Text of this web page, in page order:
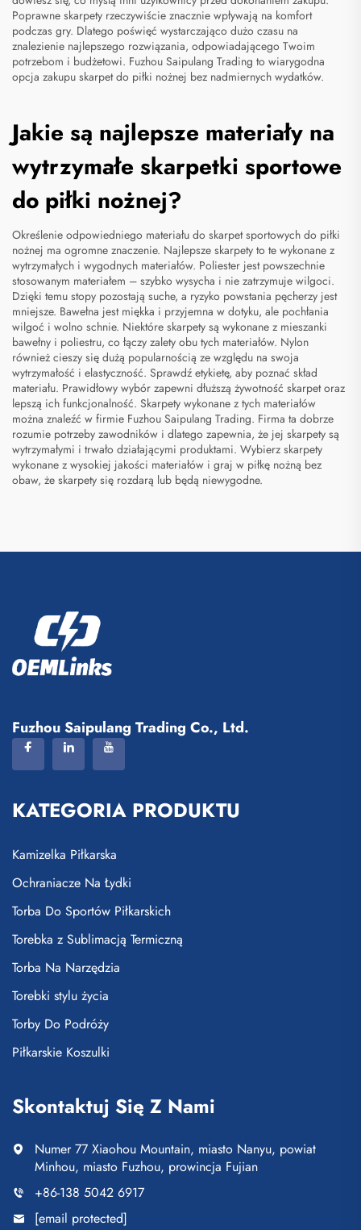
Poprawne skarpety rzeczywiście znacznie wpływają na komfort
podczas gry. Dlatego poświęć wystarczająco dużo czasu na
znalezienie najlepszego rozwiązania, odpowiadającego Twoim
potrzebom i budżetowi. Fuzhou Saipulang Trading to wiarygodna
opcja zakupu skarpet do piłki nożnej bez nadmiernych wydatków.
Jakie są najlepsze materiały na
wytrzymałe skarpetki sportowe
do piłki nożnej?
Określenie odpowiedniego materiału do skarpet sportowych do piłki
nożnej ma ogromne znaczenie. Najlepsze skarpety to te wykonane z
wytrzymałych i wygodnych materiałów. Poliester jest powszechnie
stosowanym materiałem – szybko wysycha i nie zatrzymuje wilgoci.
Dzięki temu stopy pozostają suche, a ryzyko powstania pęcherzy jest
mniejsze. Bawełna jest miękka i przyjemna w dotyku, ale pochłania
wilgoć i wolno schnie. Niektóre skarpety są wykonane z mieszanki
bawełny i poliestru, co łączy zalety obu tych materiałów. Nylon
również cieszy się dużą popularnością ze względu na swoja
wytrzymałość i elastyczność. Sprawdź etykietę, aby poznać skład
materiału. Prawidłowy wybór zapewni dłuższą żywotność skarpet oraz
lepszą ich funkcjonalność. Skarpety wykonane z tych materiałów
można znaleźć w firmie Fuzhou Saipulang Trading. Firma ta dobrze
rozumie potrzeby zawodników i dlatego zapewnia, że jej skarpety są
wytrzymałymi i trwało działającymi produktami. Wybierz skarpety
wykonane z wysokiej jakości materiałów i graj w piłkę nożną bez
obaw, że skarpety się rozdarą lub będą niewygodne.
Fuzhou Saipulang Trading Co., Ltd.
KATEGORIA PRODUKTU
Kamizelka Piłkarska
Ochraniacze Na Łydki
Torba Do Sportów Piłkarskich
Torebka z Sublimacją Termiczną
Torba Na Narzędzia
Torebki stylu życia
Torby Do Podróży
Piłkarskie Koszulki
Skontaktuj Się Z Nami
Numer 77 Xiaohou Mountain, miasto Nanyu, powiat
Minhou, miasto Fuzhou, prowincja Fujian
+86-138 5042 6917
[email protected]